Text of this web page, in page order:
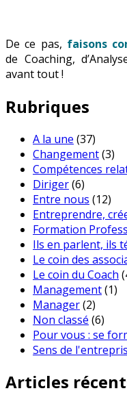
De ce pas, faisons
de Coaching,
avant tout !
Rubriques
A la une (37)
Changement(3)
Compétences
Diriger(6)
Entre nous (12)
Entreprendre,
Formation
Ils en parlent, ils
Le coin des
Le coin du Coach
Management(1)
Manager(2)
Non classé (6)
Pour vous : se
Sens de
Articles